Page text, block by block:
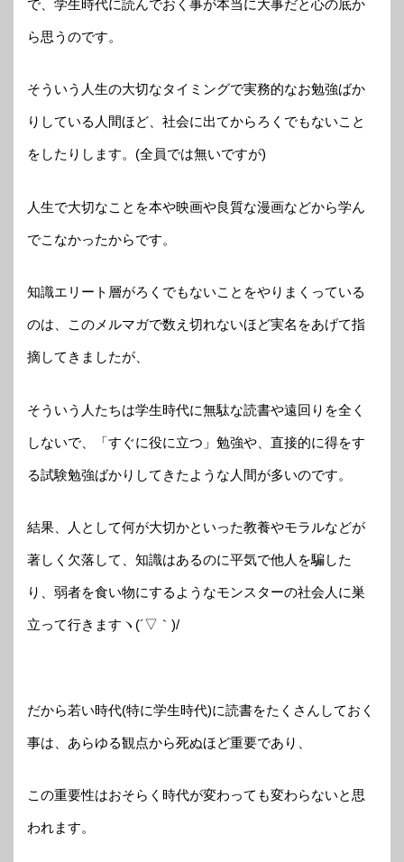
で、学生時代に読んでおく事が本当に大事だと心の底か
ら思うのです。
そういう人生の大切なタイミングで実務的なお勉強ばか
りしている人間ほど、社会に出てからろくでもないこと
をしたりします。(全員では無いですが)
人生で大切なことを本や映画や良質な漫画などから学ん
でこなかったからです。
知識エリート層がろくでもないことをやりまくっている
のは、このメルマガで数え切れないほど実名をあげて指
摘してきましたが、
そういう人たちは学生時代に無駄な読書や遠回りを全く
しないで、「すぐに役に立つ」勉強や、直接的に得をす
る試験勉強ばかりしてきたような人間が多いのです。
結果、人として何が大切かといった教養やモラルなどが
著しく欠落して、知識はあるのに平気で他人を騙した
り、弱者を食い物にするようなモンスターの社会人に巣
立って行きますヽ(´▽｀)/
だから若い時代(特に学生時代)に読書をたくさんしておく
事は、あらゆる観点から死ぬほど重要であり、
この重要性はおそらく時代が変わっても変わらないと思
われます。